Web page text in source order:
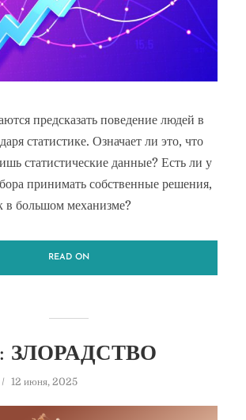
предсказать поведение людей в
статистике. Означает ли это, что
статистические данные? Есть ли у
принимать собственные решения,
большом механизме?
READ ON
ЗЛОРАДСТВО
12 июня, 2025